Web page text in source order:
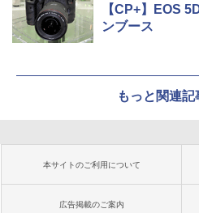
【CP+】EOS
ンブース
もっと関連記
本サイトのご利用について
広告掲載のご案内